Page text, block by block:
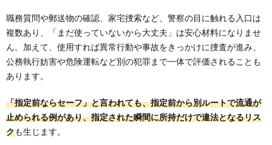
職務質問や郵送物の確認、家宅捜索など、警察の目に触れる入口は
複数あり、「まだ使っていないから大丈夫」は安心材料になりませ
ん。加えて、使用すれば異常行動や事故をきっかけに捜査が進み、
公務執行妨害や危険運転など別の犯罪まで一体で評価されることも
あります。
「指定前ならセーフ」と言われても、指定前から別ルートで流通が
止められる例があり、指定された瞬間に所持だけで違法となるリス
クも生じます。